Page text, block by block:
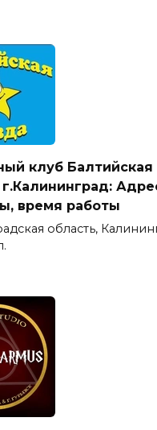
клуб Балтийская
время работы
область,